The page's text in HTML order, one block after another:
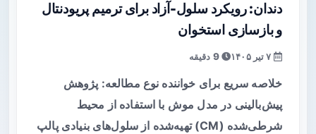
دندان: رویکرد سلول‌-آزاد برای ترمیم پریودنتال
و بازسازی استخوان
9 دقیقه
خلاصه سریع برای خواننده نوع مطالعه: پژوهش
پیش‌بالینی در مدل موش با استفاده از محیط
شرطی‌شده (CM) تهیه‌شده از سلول‌های بنیادی پالپ